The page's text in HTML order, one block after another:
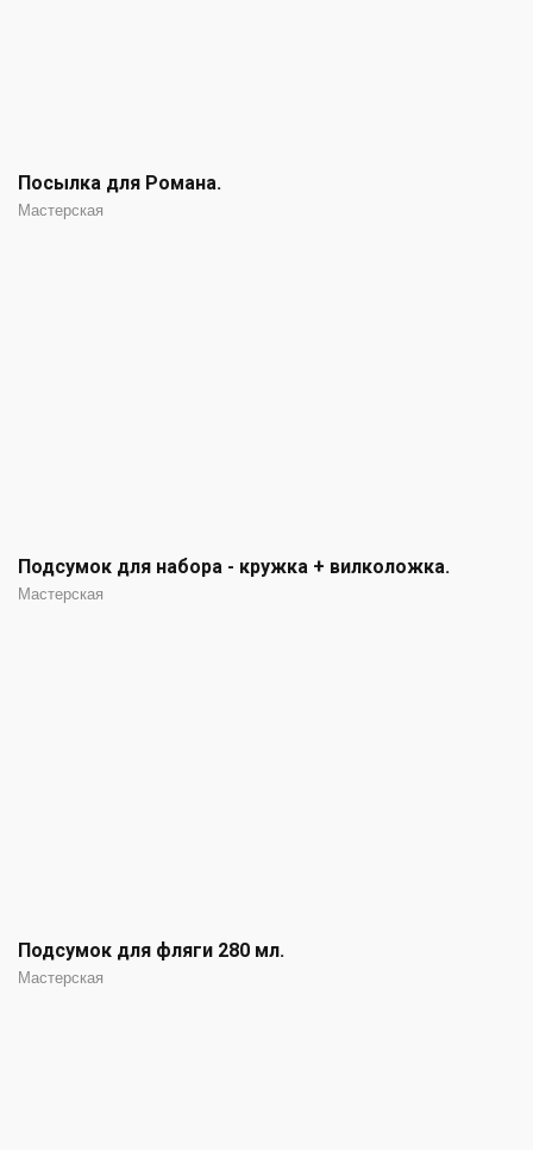
Посылка для Романа.
Мастерская
Подсумок для набора - кружка + вилколожка.
Мастерская
Подсумок для фляги 280 мл.
Мастерская